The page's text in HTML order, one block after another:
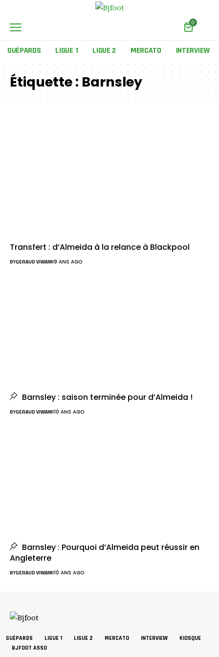
0
GUÉPARDS LIGUE 1 LIGUE 2 MERCATO INTERVIEW
Étiquette : Barnsley
Transfert : d’Almeida à la relance à Blackpool
BYGERAUD VIWAMI9 ANS AGO
Barnsley : saison terminée pour d’Almeida !
BYGERAUD VIWAMI10 ANS AGO
Barnsley : Pourquoi d’Almeida peut réussir en
Angleterre
BYGERAUD VIWAMI10 ANS AGO
GUÉPARDS LIGUE 1 LIGUE 2 MERCATO INTERVIEW
KIOSQUE
BJFOOT ASSO